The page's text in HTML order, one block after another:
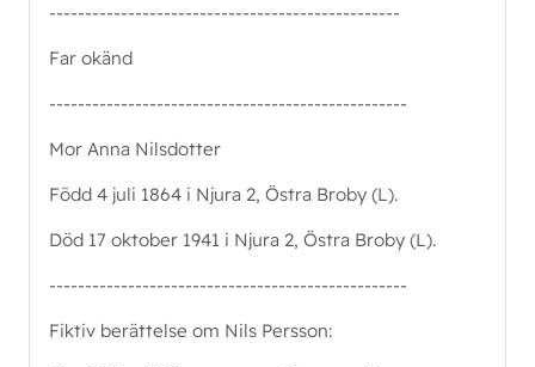
-------------------------------------------------
Far okänd
--------------------------------------------------
Mor Anna Nilsdotter
Född 4 juli 1864 i Njura 2, Östra Broby (L).
Död 17 oktober 1941 i Njura 2, Östra Broby (L).
--------------------------------------------------
Fiktiv berättelse om Nils Persson: